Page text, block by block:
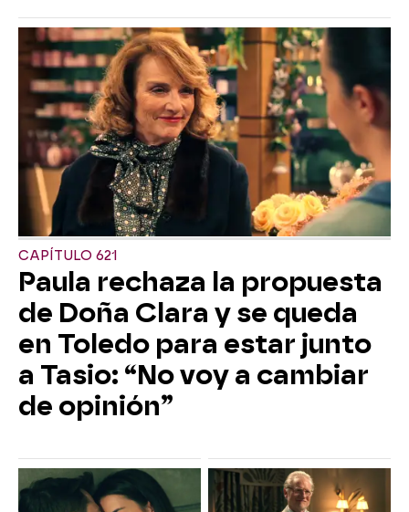
CAPÍTULO 621
Paula rechaza la propuesta
de Doña Clara y se queda
en Toledo para estar junto
a Tasio: “No voy a cambiar
de opinión”